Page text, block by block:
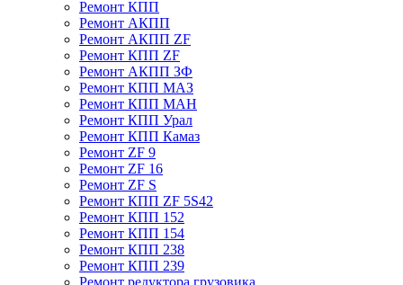
Ремонт КПП
Ремонт АКПП
Ремонт АКПП ZF
Ремонт КПП ZF
Ремонт АКПП ЗФ
Ремонт КПП МАЗ
Ремонт КПП МАН
Ремонт КПП Урал
Ремонт КПП Камаз
Ремонт ZF 9
Ремонт ZF 16
Ремонт ZF S
Ремонт КПП ZF 5S42
Ремонт КПП 152
Ремонт КПП 154
Ремонт КПП 238
Ремонт КПП 239
Ремонт редуктора грузовика